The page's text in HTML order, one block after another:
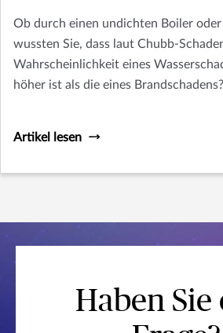
Ob durch einen undichten Boiler
wussten Sie, dass laut Chubb-
Wahrscheinlichkeit eines
höher ist als die eines Brandschadens?
Artikel lesen
Haben Sie